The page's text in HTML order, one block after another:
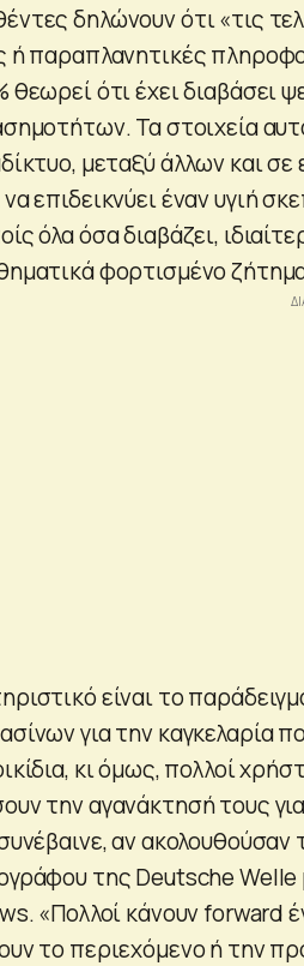
δηλώνουν ότι «τις
ή παραπλανητικές
θεωρεί ότι έχει διαβάσει
Τα στοιχεία
μεταξύ άλλων και
επιδεικνύει έναν υγιή
όλα όσα διαβάζει,
φορτισμένο
είναι το
για την καγκελαρία
κι όμως, πολλοί
την αγανάκτησή τους
αν ακολουθούσαν
της Deutsche Welle
«Πολλοί κάνουν forward
το περιεχόμενο ή την